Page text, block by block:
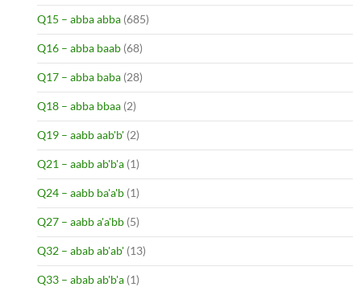
Q15 – abba abba (685)
Q16 – abba baab (68)
Q17 – abba baba (28)
Q18 – abba bbaa (2)
Q19 – aabb aab'b' (2)
Q21 – aabb ab'b'a (1)
Q24 – aabb ba'a'b (1)
Q27 – aabb a'a'bb (5)
Q32 – abab ab'ab' (13)
Q33 – abab ab'b'a (1)